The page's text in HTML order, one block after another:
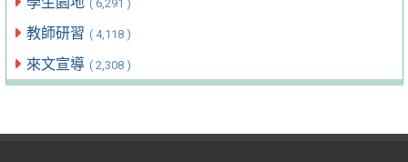
( 6,291 )
教師研習 ( 4,118 )
來文宣導 ( 2,308 )